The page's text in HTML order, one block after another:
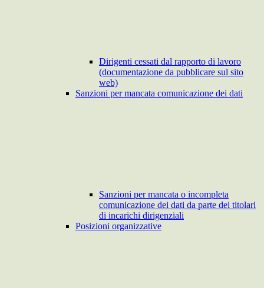
Dirigenti cessati dal rapporto di lavoro
(documentazione da pubblicare sul sito
web)
Sanzioni per mancata comunicazione dei dati
Sanzioni per mancata o incompleta
comunicazione dei dati da parte dei titolari
di incarichi dirigenziali
Posizioni organizzative